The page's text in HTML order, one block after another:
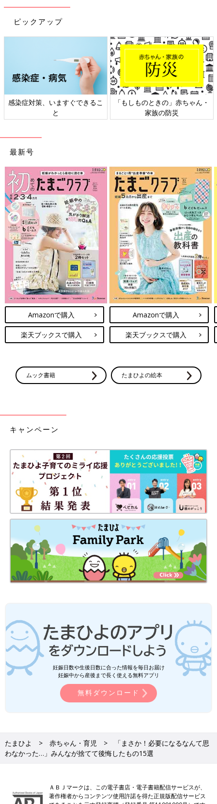
ピックアップ
ものときの」赤ちゃん・
日本外来小児科学会リーフレッ
ト検討会
六星
最新号
Amazonで購入
楽天ブックスで購入
Amazonで購入
楽天ブックスで購入
ムック書籍 たまひよの絵本
キャンペーン
妊娠日数や生後日数に合った情報を毎日お届け
妊娠中から産後まで長く使える無料アプリ
無料ダウンロード
たまひよ 赤ちゃん・育児
「まさか！必要になるなんて思
わなかった…」みんなが捨てて後悔したもの15選
ＡＢＪマークは、この電子書店・電子書籍配信サービスが、
著作権者からコンテンツ使用許諾を得た正規版配信サービス